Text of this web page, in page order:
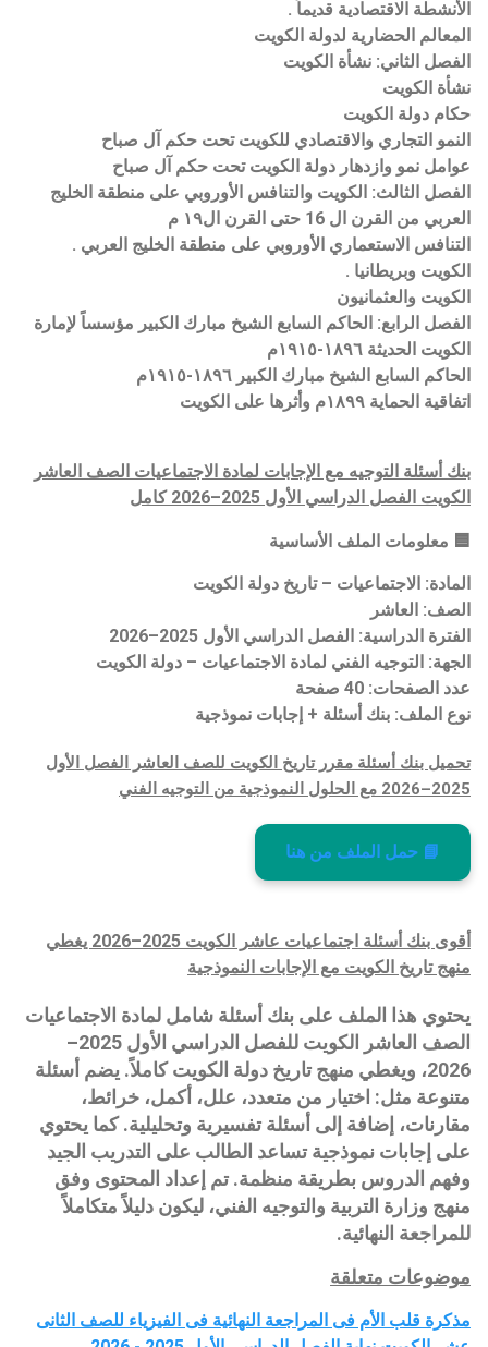
الأنشطة الاقتصادية قديماً .
المعالم الحضارية لدولة الكويت
الفصل الثاني: نشأة الكويت
نشأة الكويت
حكام دولة الكويت
النمو التجاري والاقتصادي للكويت تحت حكم آل صباح
عوامل نمو وازدهار دولة الكويت تحت حكم آل صباح
الفصل الثالث: الكويت والتنافس الأوروبي على منطقة الخليج
العربي من القرن ال 16 حتى القرن ال١٩ م
التنافس الاستعماري الأوروبي على منطقة الخليج العربي .
الكويت وبريطانيا .
الكويت والعثمانيون
الفصل الرابع: الحاكم السابع الشيخ مبارك الكبير مؤسساً لإمارة
الكويت الحديثة ١٨٩٦-١٩١٥م
الحاكم السابع الشيخ مبارك الكبير ١٨٩٦-١٩١٥م
اتفاقية الحماية ۱۸۹۹م وأثرها على الكويت
بنك أسئلة التوجيه مع الإجابات لمادة الاجتماعيات الصف العاشر
الكويت الفصل الدراسي الأول 2025–2026 كامل
🟦 معلومات الملف الأساسية
المادة: الاجتماعيات – تاريخ دولة الكويت
الصف: العاشر
الفترة الدراسية: الفصل الدراسي الأول 2025–2026
الجهة: التوجيه الفني لمادة الاجتماعيات – دولة الكويت
عدد الصفحات: 40 صفحة
نوع الملف: بنك أسئلة + إجابات نموذجية
تحميل بنك أسئلة مقرر تاريخ الكويت للصف العاشر الفصل الأول
2025–2026 مع الحلول النموذجية من التوجيه الفني
📘 حمل الملف من هنا
أقوى بنك أسئلة اجتماعيات عاشر الكويت 2025–2026 يغطي
منهج تاريخ الكويت مع الإجابات النموذجية
يحتوي هذا الملف على بنك أسئلة شامل لمادة الاجتماعيات
الصف العاشر الكويت للفصل الدراسي الأول 2025–
2026، ويغطي منهج تاريخ دولة الكويت كاملاً. يضم أسئلة
متنوعة مثل: اختيار من متعدد، علل، أكمل، خرائط،
مقارنات، إضافة إلى أسئلة تفسيرية وتحليلية. كما يحتوي
على إجابات نموذجية تساعد الطالب على التدريب الجيد
وفهم الدروس بطريقة منظمة. تم إعداد المحتوى وفق
منهج وزارة التربية والتوجيه الفني، ليكون دليلاً متكاملاً
للمراجعة النهائية.
موضوعات متعلقة
مذكرة قلب الأم فى المراجعة النهائية فى الفيزياء للصف الثانى